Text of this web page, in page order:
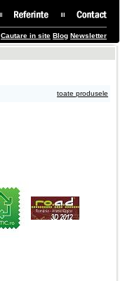
Cautare in site Blog Newsletter
toate produsele